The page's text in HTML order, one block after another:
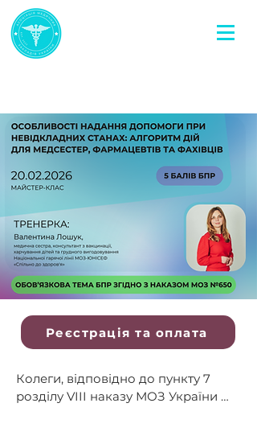
Реєстрація та оплата
Колеги, відповідно до пункту 7
розділу VIII наказу МОЗ України №